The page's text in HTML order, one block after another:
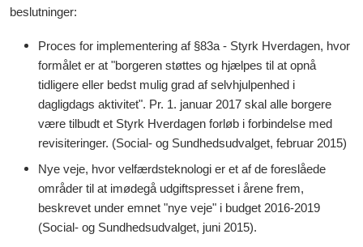
beslutninger:
Proces for implementering af §83a - Styrk Hverdagen, hvor
formålet er at "borgeren støttes og hjælpes til at opnå
tidligere eller bedst mulig grad af selvhjulpenhed i
dagligdags aktivitet". Pr. 1. januar 2017 skal alle borgere
være tilbudt et Styrk Hverdagen forløb i forbindelse med
revisiteringer. (Social- og Sundhedsudvalget, februar 2015)
Nye veje, hvor velfærdsteknologi er et af de foreslåede
områder til at imødegå udgiftspresset i årene frem,
beskrevet under emnet "nye veje" i budget 2016-2019
(Social- og Sundhedsudvalget, juni 2015).